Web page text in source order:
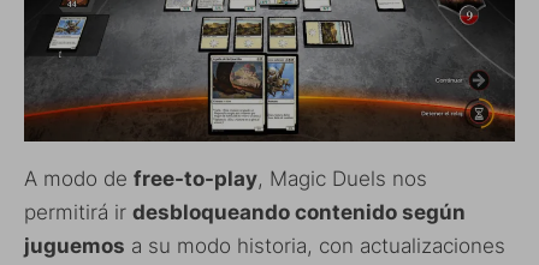
A modo de free-to-play, Magic Duels nos
permitirá ir desbloqueando contenido según
juguemos a su modo historia, con actualizaciones